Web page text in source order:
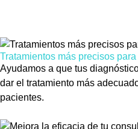
Tratamientos más precisos
Ayudamos a que tus
dar el tratamiento más
pacientes.